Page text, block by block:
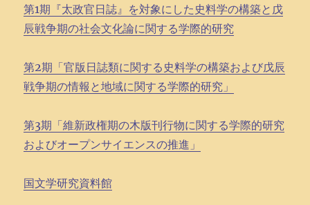
第1期『太政官日誌』を対象にした史料学の構築と戊
辰戦争期の社会文化論に関する学際的研究
第2期「官版日誌類に関する史料学の構築および戊辰
戦争期の情報と地域に関する学際的研究」
第3期「維新政権期の木版刊行物に関する学際的研究
およびオープンサイエンスの推進」
国文学研究資料館